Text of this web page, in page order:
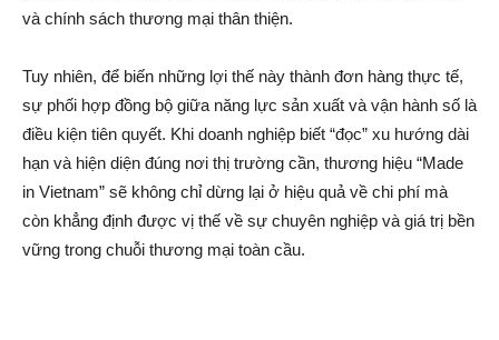
và chính sách thương mại thân thiện.
Tuy nhiên, để biến những lợi thế này thành đơn hàng thực tế,
sự phối hợp đồng bộ giữa năng lực sản xuất và vận hành số là
điều kiện tiên quyết. Khi doanh nghiệp biết “đọc” xu hướng dài
hạn và hiện diện đúng nơi thị trường cần, thương hiệu “Made
in Vietnam” sẽ không chỉ dừng lại ở hiệu quả về chi phí mà
còn khẳng định được vị thế về sự chuyên nghiệp và giá trị bền
vững trong chuỗi thương mại toàn cầu.